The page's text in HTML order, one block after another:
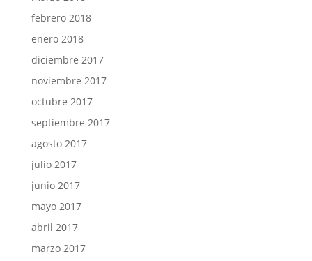
febrero 2018
enero 2018
diciembre 2017
noviembre 2017
octubre 2017
septiembre 2017
agosto 2017
julio 2017
junio 2017
mayo 2017
abril 2017
marzo 2017